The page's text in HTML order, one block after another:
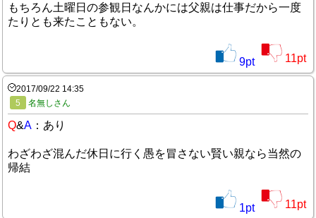
もちろん土曜日の参観日なんかには父親は仕事だから一度
たりとも来たこともない。
9pt 11pt
2017/09/22 14:35
5
名無しさん
Q&A ：あり
わざわざ混んだ休日に行く愚を冒さない賢い親なら当然の
帰結
1pt 11pt